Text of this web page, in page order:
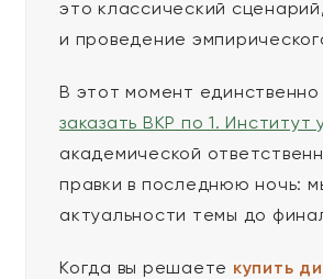
это классический
и проведение
В этот момент
заказать ВКР по 1.
академической
правки в последнюю ночь:
актуальности темы до
Когда вы решаете купить